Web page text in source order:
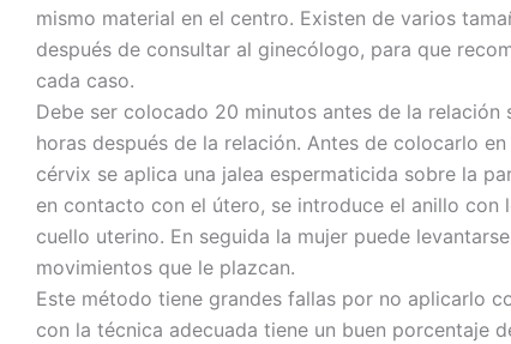
mismo material en el centro. Existen de varios
después de consultar al ginecólogo, para que
cada caso.
Debe ser colocado 20 minutos antes de la relación
horas después de la relación. Antes de colocarlo
cérvix se aplica una jalea espermaticida sobre la
en contacto con el útero, se introduce el anillo con
cuello uterino. En seguida la mujer puede
movimientos que le plazcan.
Este método tiene grandes fallas por no aplicarlo
con la técnica adecuada tiene un buen porcentaje